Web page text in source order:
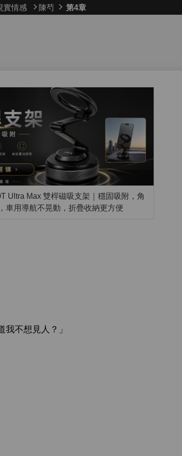
實情感 陳芍 第4章
Ultra Max 雙桿磁吸支架｜穩固吸附，角
車用導航不晃動，折疊收納更方便
見
？」